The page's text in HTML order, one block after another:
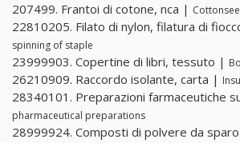
207499. Frantoi di cotone, nca |
22810205. Filato di nylon, filatura di
spinning of staple
23999903. Copertine di libri, tessuto |
26210909. Raccordo isolante, carta |
28340101. Preparazioni farmaceutiche
pharmaceutical preparations
28999924. Composti di polvere da